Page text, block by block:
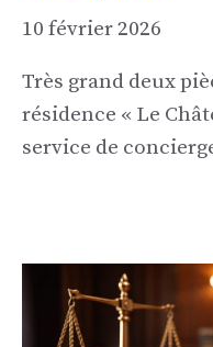
10 février 2026
Très grand deux
résidence « Le
service de